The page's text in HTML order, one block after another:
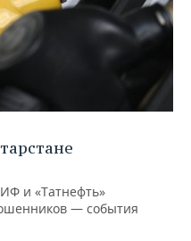
и «Татнефть»
— события